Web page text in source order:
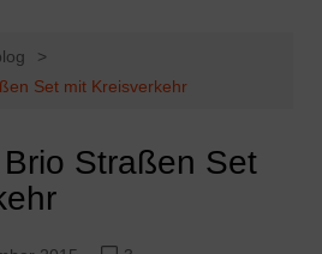
Set mit Kreisverkehr
Straßen Set